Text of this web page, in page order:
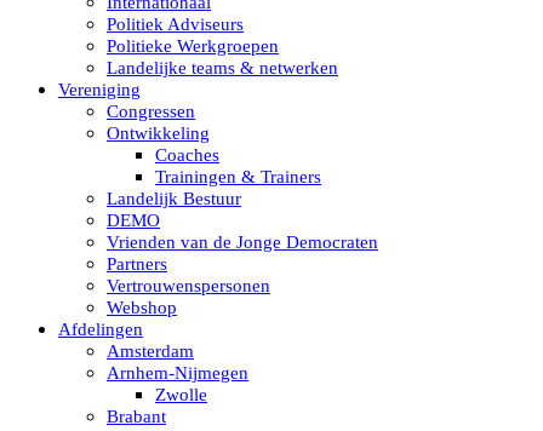
Politiek Adviseurs
Politieke Werkgroepen
Landelijke teams & netwerken
Vereniging
Congressen
Ontwikkeling
Coaches
Trainingen & Trainers
Landelijk Bestuur
DEMO
Vrienden van de Jonge Democraten
Partners
Vertrouwenspersonen
Webshop
Afdelingen
Amsterdam
Arnhem-Nijmegen
Zwolle
Brabant